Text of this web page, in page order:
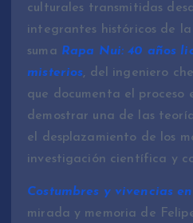
culturales transmitidas
integrantes históricos de la
suma Rapa Nui: 40 años
misterios, del ingeniero
que documenta el proceso
demostrar una de las
el desplazamiento de los
investigación científica y
Costumbres y vivencias
mirada y memoria de